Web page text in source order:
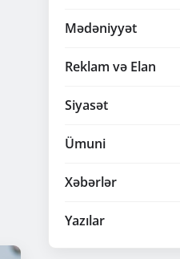
Mədəniyyət
Reklam və Elan
Siyasət
Ümuni
Xəbərlər
Yazılar